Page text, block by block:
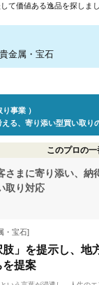
て価値ある逸品を探しまし
金属・宝石
り事業 ）
る、寄り添い型買い取り
このプロの
さまに寄り添い、納
取り対応
・宝石]
肢」を提示し、地
を提案